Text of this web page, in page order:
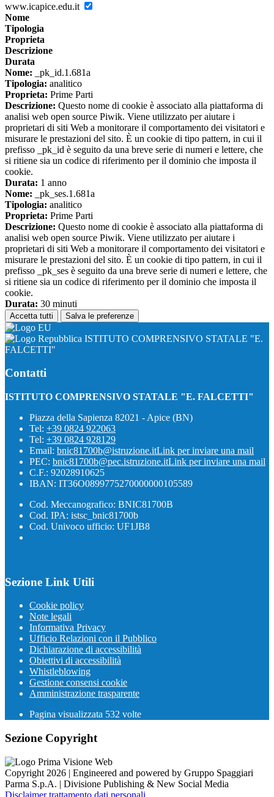
www.icapice.edu.it
Nome
Tipologia
Proprieta
Descrizione
Durata
Nome: _pk_id.1.681a
Tipologia: analitico
Proprieta: Prime Parti
Descrizione: Questo nome di cookie è associato alla piattaforma di
analisi web open source Piwik. Viene utilizzato per aiutare i
proprietari di siti Web a monitorare il comportamento dei visitatori e
misurare le prestazioni del sito. È un cookie di tipo pattern, in cui il
prefisso _pk_id è seguito da una breve serie di numeri e lettere, che
si ritiene sia un codice di riferimento per il dominio che imposta il
cookie.
Durata: 1 anno
Nome: _pk_ses.1.681a
Tipologia: analitico
Proprieta: Prime Parti
Descrizione: Questo nome di cookie è associato alla piattaforma di
analisi web open source Piwik. Viene utilizzato per aiutare i
proprietari di siti Web a monitorare il comportamento dei visitatori e
misurare le prestazioni del sito. È un cookie di tipo pattern, in cui il
prefisso _pk_ses è seguito da una breve serie di numeri e lettere, che
si ritiene sia un codice di riferimento per il dominio che imposta il
cookie.
Durata: 30 minuti
Accetta tutti Salva le preferenze
ISTITUTO COMPRENSIVO STATALE "E.
FALCETTI"
Contatti
ISTITUTO COMPRENSIVO STATALE "E. FALCETTI"
Piazza della Sapienza 82021 - Apice (BN)
Tel: +39 0824 922063
Tel: +39 0824 928129
Email: bnic81700b@istruzione.itLink per inviare una mail
PEC: bnic81700b@pec.istruzione.itLink per inviare una mail
C.F.: 92028910625
IBAN: IT36O0899775270000000105589
Cod. Meccanografico: BNIC81700B
Cod. IPA: istsc_bnic81700b
Cod. Univoco ufficio: UF1JB8
Sezione Link Utili
Cookie policy
Note legali
Informativa Privacy
Ufficio Relazioni con il Pubblico
Dichiarazione di accessibilità
Obiettivi di accessibilità
Whistleblowing
Gestione consensi cookie
Amministrazione trasparente
Pagina visualizzata 532 volte
Sezione Copyright
Copyright 2026 | Engineered and powered by Gruppo Spaggiari
Parma S.p.A. | Divisione Publishing & New Social Media
Disclaimer trattamento dati personali